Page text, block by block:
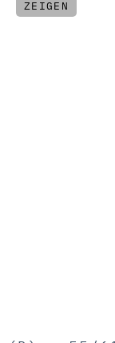
ZEIGEN